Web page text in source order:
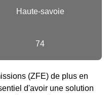
Haute-savoie
74
(ZFE) de plus en
d'avoir une solution